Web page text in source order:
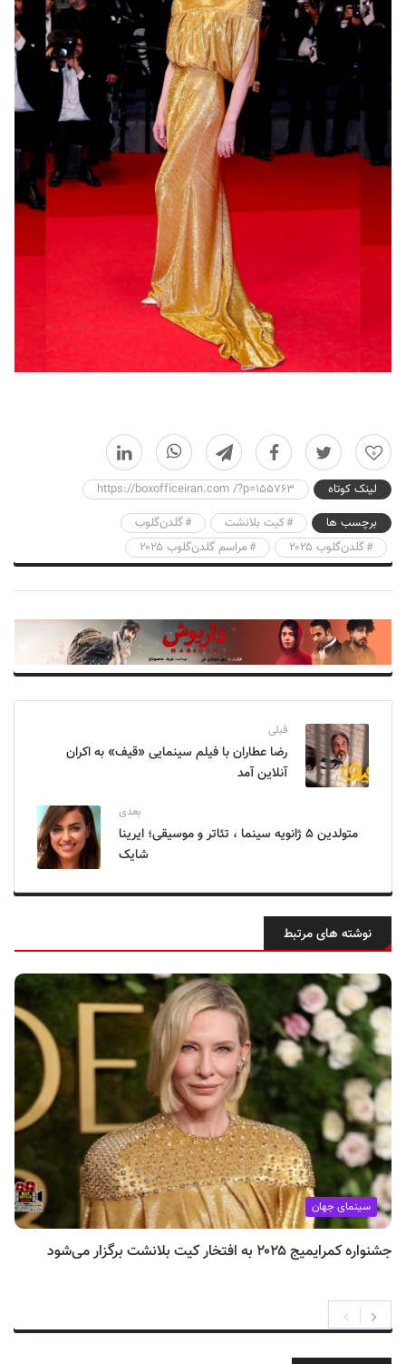
0
لینک کوتاه
https://boxofficeiran.com /?p=155763
برچسب ها
کیت بلانشت
گلدن‌گلوب
گلدن‌گلوب ۲۰۲۵
مراسم گلدن‌گلوب ۲۰۲۵
قبلی
رضا عطاران با فیلم سینمایی «قیف» به اکران
آنلاین آمد
بعدی
متولدین ۵ ژانویه سینما ، تئاتر و موسیقی؛ ایرینا
شایک
نوشته های مرتبط
سینمای جهان
جشنواره کمرایمیج ۲۰۲۵ به افتخار کیت بلانشت برگزار می‌شود